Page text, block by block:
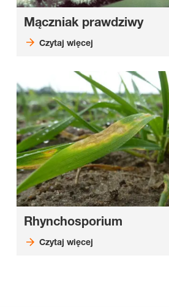
Mączniak prawdziwy
Czytaj więcej
Rhynchosporium
Czytaj więcej